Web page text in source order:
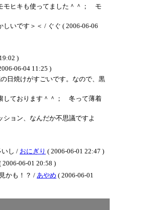
モヒキも使ってました＾＾； モ
いです＞＜ / ぐぐ ( 2006-06-06
)
06-04 11:25 )
日焼けがすごいです。なので、黒
しております＾＾； 冬って薄着
ョン、なんだか不思議ですよ
いし / おにぎり ( 2006-06-01 22:47 )
2006-06-01 20:58 )
かも！？ / あやめ ( 2006-06-01